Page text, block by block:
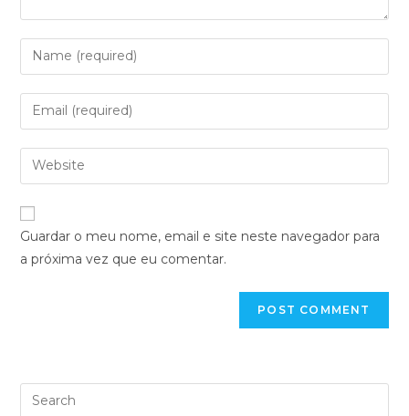
Guardar o meu nome, email e site neste navegador para
a próxima vez que eu comentar.